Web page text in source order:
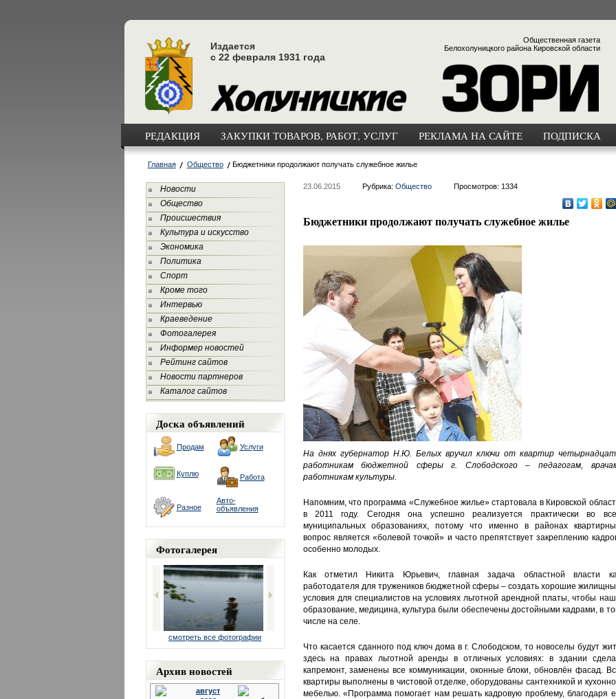
Издается
с 22 февраля 1931 года
Общественная газета
Белохолуницкого района Кировской области
РЕДАКЦИЯ ЗАКУПКИ ТОВАРОВ, РАБОТ, УСЛУГ РЕКЛАМА НА САЙТЕ ПОДПИСКА
Главная Общество Бюджетники продолжают получать служебное жилье
Новости
Общество
Происшествия
Культура и искусство
Экономика
Политика
Спорт
Кроме того
Интервью
Краеведение
Фотогалерея
Информер новостей
Рейтинг сайтов
Новости партнеров
Каталог сайтов
Доска объявлений
Продам Услуги
Куплю Работа
Разное
Авто-
объявления
Фотогалерея
смотреть все фотографии
Архив новостей
август
23.06.2015 Рубрика: Общество Просмотров: 1334
Бюджетники продолжают получать служебное жилье
На днях губернатор Н.Ю. Белых вручил ключи от квартир
работникам бюджетной сферы г. Слободского – педагогам,
работникам культуры.
Напомним, что программа «Служебное жилье» стартовала в Кировской
в 2011 году. Сегодня она успешно реализуется практически во
муниципальных образованиях, потому что именно в районах
вопрос является «болевой точкой» и часто препятствует закреплению
особенно молодых.
Как отметил Никита Юрьевич, главная задача областной власти
работодателя для тружеников бюджетной сферы – создать хорошие
условия для специалистов на условиях льготной арендной платы, чтобы
образование, медицина, культура были обеспечены достойными кадрами, в
числе на селе.
Что касается сданного под ключ дома в г. Слободском, то новоселы будут
здесь на правах льготной аренды в отличных условиях: в здании
капремонт, заменены все коммуникации, оконные блоки, обновлён фасад.
квартиры выполнены в чистовой отделке, оборудованы сантехникой и
мебелью. «Программа помогает нам решать кадровую проблему, благодаря